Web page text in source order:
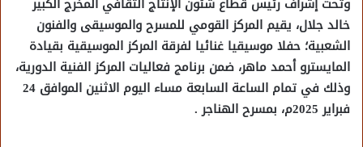
خالد جلال، يقيم المركز القومي للمسرح والموسيقى والفنون
الشعبية؛ حفلا موسيقيا غنائيا لفرقة المركز الموسيقية بقيادة
المايسترو أحمد ماهر، ضمن برنامج فعاليات المركز الفنية الدورية،
وذلك في تمام الساعة السابعة مساء اليوم الاثنين الموافق 24
فبراير 2025م، بمسرح الهناجر .